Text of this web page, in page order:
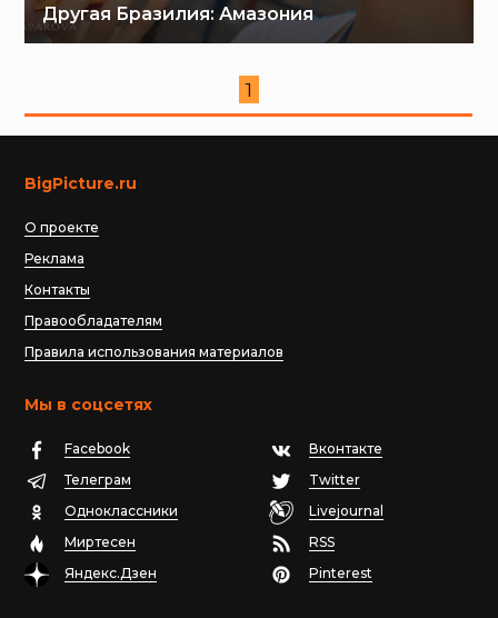
Другая Бразилия: Амазония
1
BigPicture.ru
О проекте
Реклама
Контакты
Правообладателям
Правила использования материалов
Мы в соцсетях
Facebook
Вконтакте
Телеграм
Twitter
Одноклассники
Livejournal
Миртесен
RSS
Яндекс.Дзен
Pinterest